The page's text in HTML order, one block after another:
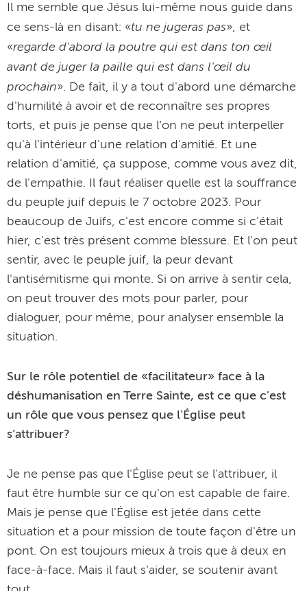
Il me semble que Jésus lui-même nous guide dans
ce sens-là en disant: «tu ne jugeras pas», et
«regarde d'abord la poutre qui est dans ton œil
avant de juger la paille qui est dans l'œil du
prochain». De fait, il y a tout d'abord une démarche
d'humilité à avoir et de reconnaître ses propres
torts, et puis je pense que l’on ne peut interpeller
qu'à l'intérieur d'une relation d'amitié. Et une
relation d'amitié, ça suppose, comme vous avez dit,
de l'empathie. Il faut réaliser quelle est la souffrance
du peuple juif depuis le 7 octobre 2023. Pour
beaucoup de Juifs, c'est encore comme si c'était
hier, c'est très présent comme blessure. Et l'on peut
sentir, avec le peuple juif, la peur devant
l'antisémitisme qui monte. Si on arrive à sentir cela,
on peut trouver des mots pour parler, pour
dialoguer, pour même, pour analyser ensemble la
situation.
Sur le rôle potentiel de «facilitateur» face à la
déshumanisation en Terre Sainte, est ce que c'est
un rôle que vous pensez que l'Église peut
s’attribuer?
Je ne pense pas que l'Église peut se l'attribuer, il
faut être humble sur ce qu'on est capable de faire.
Mais je pense que l'Église est jetée dans cette
situation et a pour mission de toute façon d'être un
pont. On est toujours mieux à trois que à deux en
face-à-face. Mais il faut s’aider, se soutenir avant